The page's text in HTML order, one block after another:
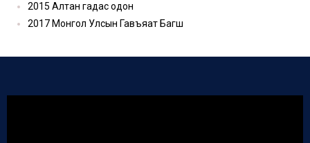
2015 Алтан гадас одон
2017 Монгол Улсын Гавъяат Багш